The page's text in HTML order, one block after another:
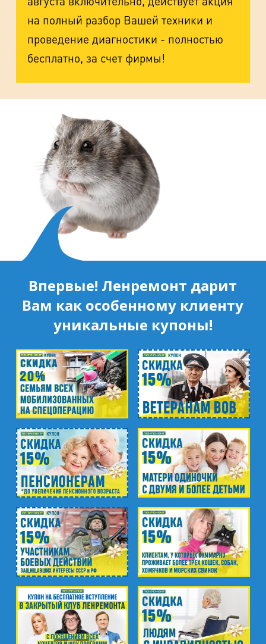
на полный разбор Вашей техники и
проведение диагностики - полностью
бесплатно, за счет фирмы!
Впервые! Ленремонт дарит
Вам как особенному клиенту
уникальные купоны!